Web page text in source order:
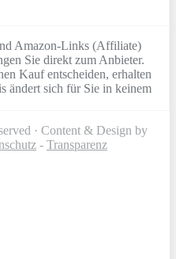
Amazon-Links (Affiliate)
Sie direkt zum Anbieter.
Kauf entscheiden, erhalten
ändert sich für Sie in keinem
· Content & Design by
- Transparenz